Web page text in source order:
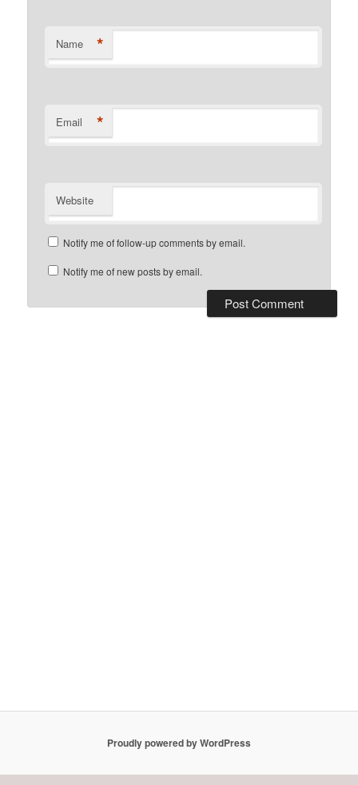
Name *
Email *
Website
Notify me of follow-up comments by email.
Notify me of new posts by email.
Proudly powered by WordPress